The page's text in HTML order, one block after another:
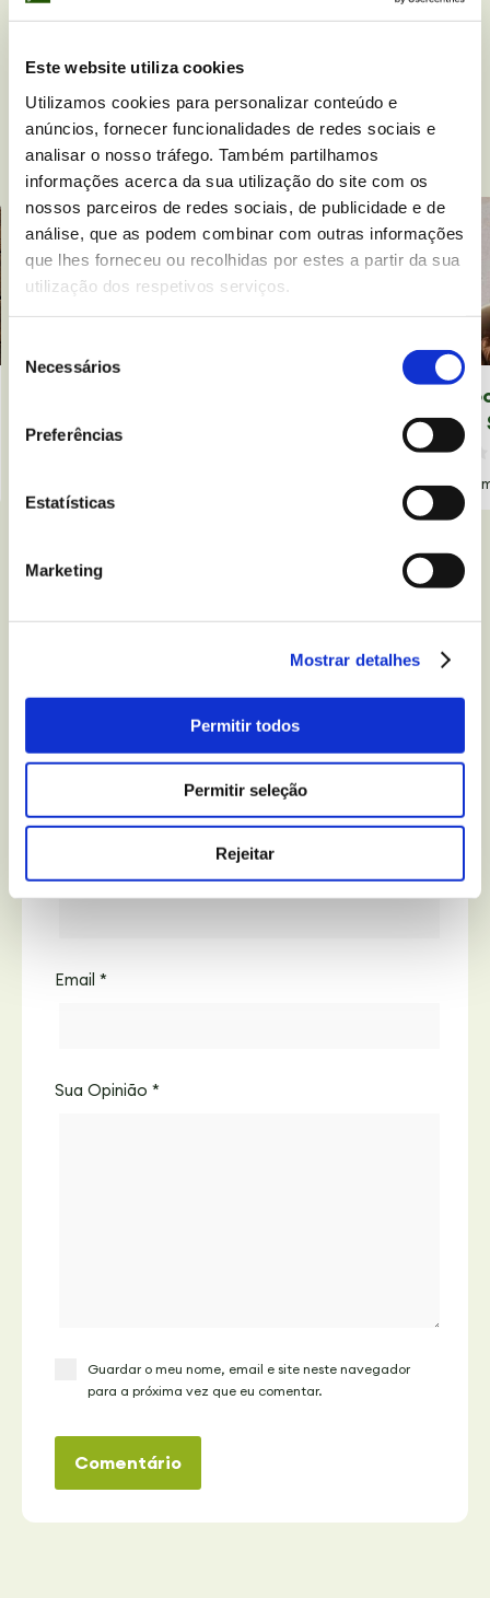
Este website utiliza cookies
Utilizamos cookies para personalizar conteúdo e
anúncios, fornecer funcionalidades de redes sociais e
analisar o nosso tráfego. Também partilhamos
informações acerca da sua utilização do site com os
nossos parceiros de redes sociais, de publicidade e de
análise, que as podem combinar com outras informações
que lhes forneceu ou recolhidas por estes a partir da sua
utilização dos respetivos serviços.
Necessários
Preferências
Estatísticas
Marketing
Mostrar detalhes
Permitir todos
Permitir seleção
Rejeitar
Receitasrelacionadas
Glúten
com
30
Campos obrigatórios marcados com*
Email *
Sua Opinião *
Guardar o meu nome, email e site neste navegador
para a próxima vez que eu comentar.
Comentário